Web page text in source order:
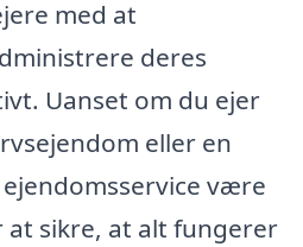
med at
deres
Uanset om du ejer
eller en
være
at sikre, at alt fungerer